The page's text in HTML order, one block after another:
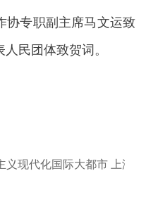
专职副主席马文运致
民团体致贺词。
义现代化国际大都市 上海